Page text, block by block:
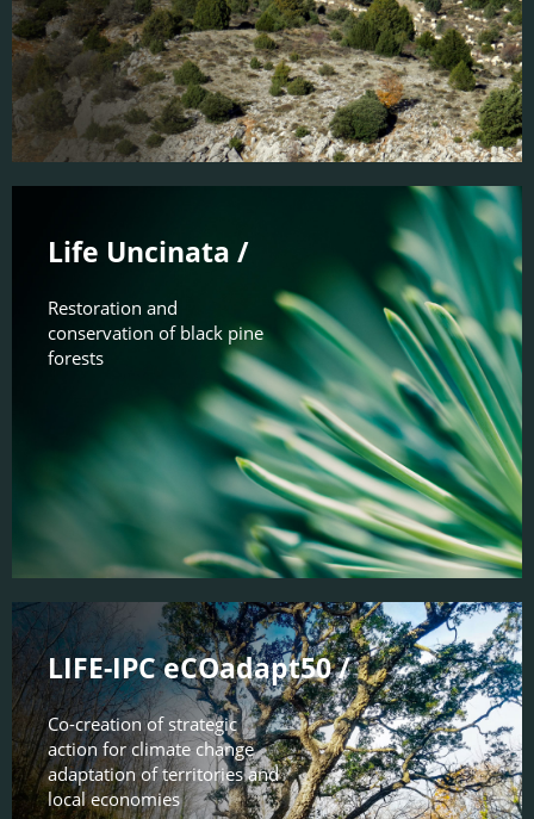
Life Uncinata /
Restoration and
conservation of black pine
forests
LIFE-IPC eCOadapt50 /
Co-creation of strategic
action for climate change
adaptation of territories and
local economies